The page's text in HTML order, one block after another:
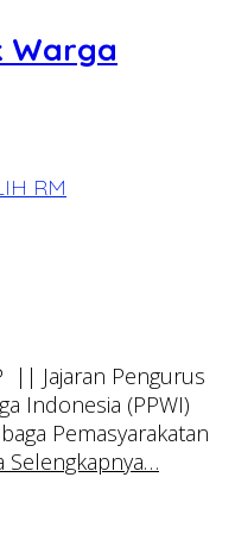
Warga
RM
|| Jajaran Pengurus
Indonesia (PPWI)
Pemasyarakatan
Selengkapnya…